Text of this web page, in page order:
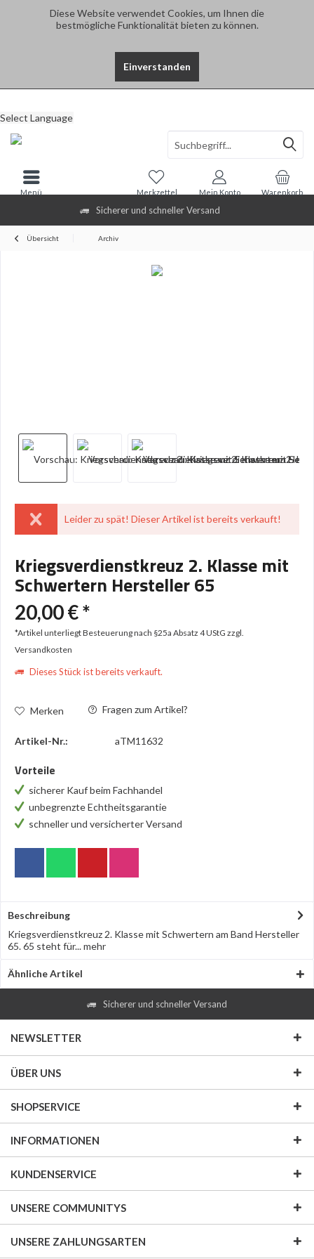
Diese Website verwendet Cookies, um Ihnen die
bestmögliche Funktionalität bieten zu können.
Einverstanden
Sicherer und schneller Versand
Select Language
Warenkorb
Merkzettel Mein Konto
Menü
Übersicht Archiv
Leider zu spät! Dieser Artikel ist bereits verkauft!
Kriegsverdienstkreuz 2. Klasse mit
Schwertern Hersteller 65
20,00 € *
*Artikel unterliegt Besteuerung nach §25a Absatz 4 UStG zzgl.
Versandkosten
Dieses Stück ist bereits verkauft.
Merken Fragen zum Artikel?
Artikel-Nr.: aTM11632
Vorteile
sicherer Kauf beim Fachhandel
unbegrenzte Echtheitsgarantie
schneller und versicherter Versand
Beschreibung
Kriegsverdienstkreuz 2. Klasse mit Schwertern am Band Hersteller
65. 65 steht für...mehr
Ähnliche Artikel
Sicherer und schneller Versand
NEWSLETTER
ÜBER UNS
SHOPSERVICE
INFORMATIONEN
KUNDENSERVICE
UNSERE COMMUNITYS
UNSERE ZAHLUNGSARTEN